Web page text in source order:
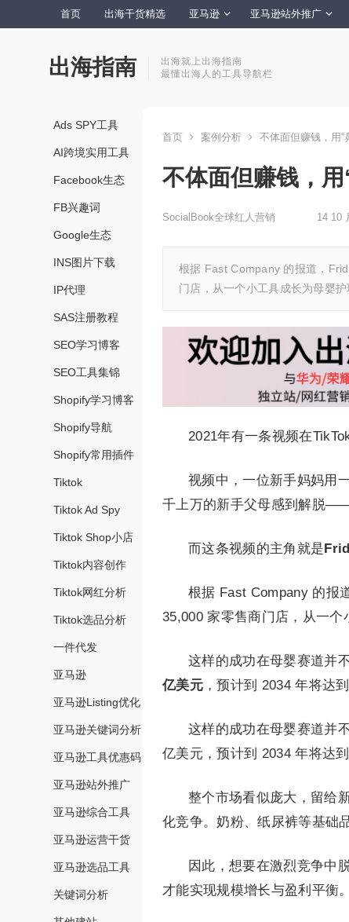
首页 出海干货精选 亚马逊 亚马逊站外推广
出海指南
出海就上出海指南
最懂出海人的工具导航栏
Ads SPY工具
AI跨境实用工具
Facebook生态
FB兴趣词
Google生态
INS图片下载
IP代理
SAS注册教程
SEO学习博客
SEO工具集锦
Shopify学习博客
Shopify导航
Shopify常用插件
Tiktok
Tiktok Ad Spy
Tiktok Shop小店
Tiktok内容创作
Tiktok网红分析
Tiktok选品分析
一件代发
亚马逊
亚马逊Listing优化
亚马逊关键词分析
亚马逊工具优惠码
亚马逊站外推广
亚马逊综合工具
亚马逊运营干货
亚马逊选品工具
关键词分析
首页 案例分析 不体面但赚钱，用“
不体面但赚钱，
SocialBook全球红人营销 14 10
根据 Fast Company 的报道，
门店，从一个小工具成长为母婴
2021年有一条视频在
视频中，一位新手妈妈用
千上万的新手父母感到解脱
而这条视频的主角就是
根据 Fast Company 的报
35,000 家零售商门店，从一个
这样的成功在母婴赛道并
亿美元 ，预计到 2034 年将达
这样的成功在母婴赛道并
亿美元，预计到 2034 年将达到
整个市场看似庞大，留给
化竞争。奶粉、纸尿裤等基础
因此，想要在激烈竞争中
才能实现规模增长与盈利平衡。